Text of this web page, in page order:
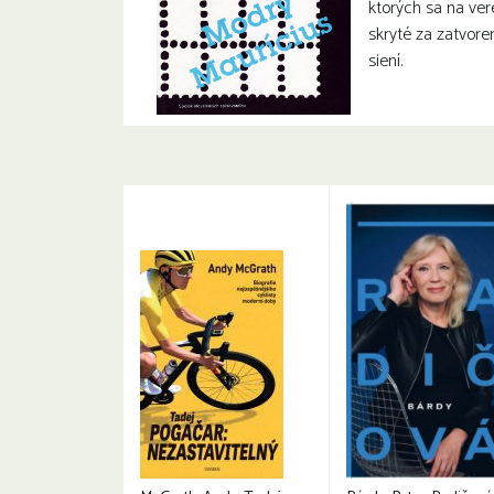
ktorých sa na
skryté za
siení.